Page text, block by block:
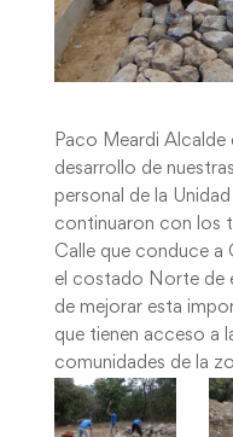
Paco Meardi Alcalde
desarrollo de
personal de la
continuaron con los
Calle que conduce a
el costado Norte de
de mejorar esta
que tienen acceso a
comunidades de la